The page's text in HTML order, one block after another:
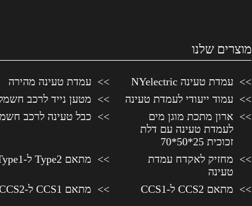
מוצרים שלנו
עמדת טעינה NYelectric
עמדת טעינה מהירה
עמוד ייעודי לעמדת טעינה
מטען נייד לרכב
ארון מתכת מוגן מים
לעמדת טעינה עם דלת
זכוכית 25*50*70
כבל טעינה לרכב
מחזיק לאקדח עמדת
טעינה
מתאם Type2 ל-Type1
מתאם CCS2 ל-CCS1 מתאם CCS1 ל-CCS2